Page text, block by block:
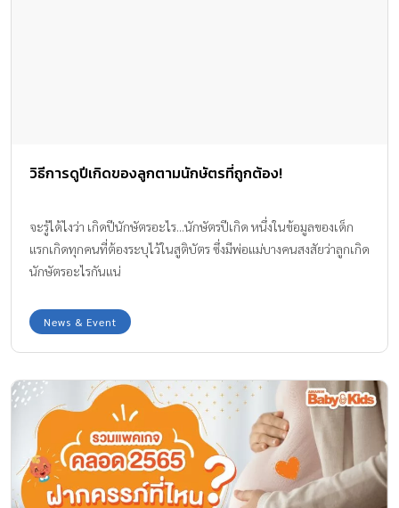
วิธีการดูปีเกิดของลูกตามนักษัตรที่ถูกต้อง!
จะรู้ได้ไงว่า เกิดปีนักษัตรอะไร...นักษัตรปีเกิด หนึ่งในข้อมูลของเด็ก
แรกเกิดทุกคนที่ต้องระบุไว้ในสูติบัตร ซึ่งมีพ่อแม่บางคนสงสัยว่าลูกเกิด
นักษัตรอะไรกันแน่
News & Event